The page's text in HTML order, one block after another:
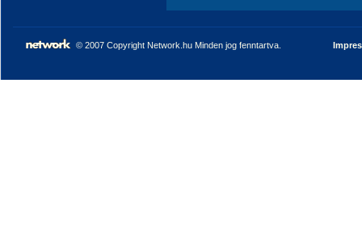
© 2007 Copyright Network.hu Minden jog fenntartva.